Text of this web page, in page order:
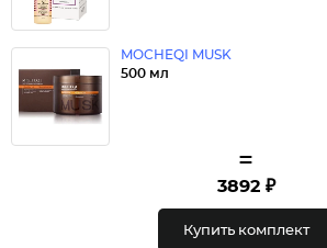
MOCHEQI MUSK
500 мл
=
3892 ₽
Купить комплект